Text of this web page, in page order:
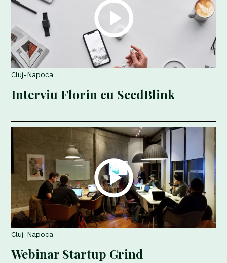
Cluj-Napoca
Interviu Florin cu SeedBlink
Cluj-Napoca
Webinar Startup Grind